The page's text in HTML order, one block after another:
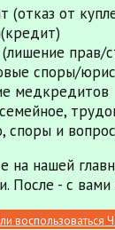
(отказ от
прав/
споры/
медкредитов
споры и
на нашей
После - с
воспользоваться